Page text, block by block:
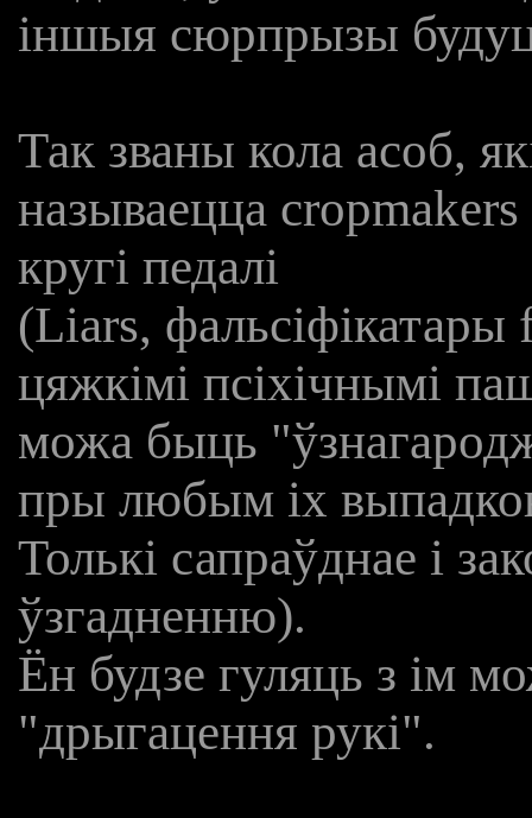
іншыя сюрпрызы
Так званы кола асоб,
называецца cropmakers
кругі педалі
(Liars, фальсіфікатары
цяжкімі псіхічнымі
можа быць
пры любым іх
Толькі сапраўднае і
ўзгадненню).
Ён будзе гуляць з ім
"дрыгацення рукі".